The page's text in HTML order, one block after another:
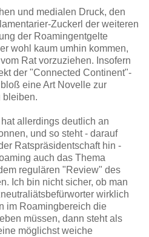
und medialen Druck, den
Zuckerl der weiteren
der Roamingentgelte
wohl kaum umhin kommen,
Rat vorzuziehen. Insofern
der "Connected Continent"-
eine Art Novelle zur
bleiben.
allerdings deutlich an
und so steht - darauf
Ratspräsidentschaft hin -
auch das Thema
regulären "Review" des
Ich bin nicht sicher, ob man
wirklich
im Roamingbereich die
müssen, dann steht als
möglichst weiche